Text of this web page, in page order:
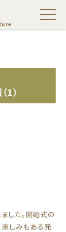
）
した。開始式の
楽しみもある発